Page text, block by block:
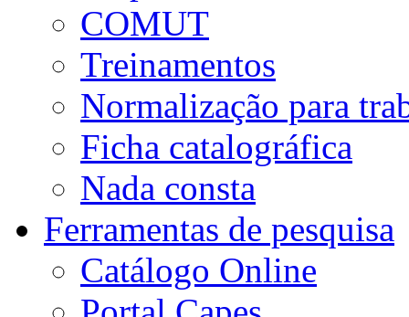
COMUT
Treinamentos
Normalização para
Ficha catalográfica
Nada consta
Ferramentas de pesquisa
Catálogo Online